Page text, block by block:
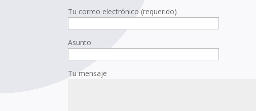
Tu correo electrónico (requerido)
Asunto
Tu mensaje